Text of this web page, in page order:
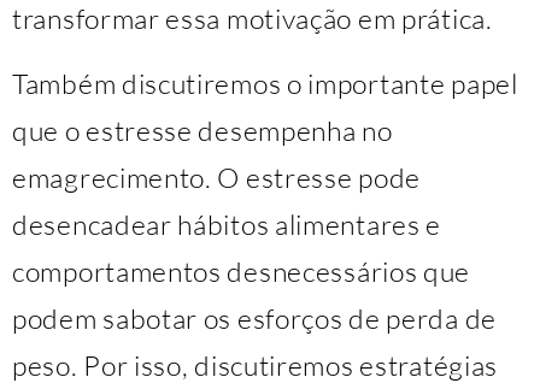
transformar essa motivação em prática.
Também discutiremos o importante papel
que o estresse desempenha no
emagrecimento. O estresse pode
desencadear hábitos alimentares e
comportamentos desnecessários que
podem sabotar os esforços de perda de
peso. Por isso, discutiremos estratégias